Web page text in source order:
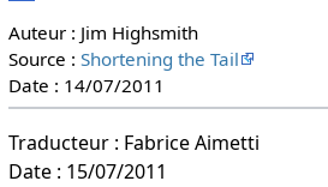
Auteur : Jim Highsmith
Source : Shortening the Tail
Date : 14/07/2011
Traducteur : Fabrice Aimetti
Date : 15/07/2011